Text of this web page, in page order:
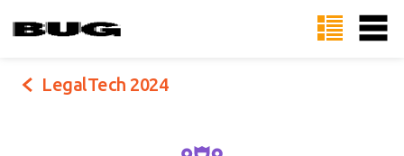
LegalTech 2024